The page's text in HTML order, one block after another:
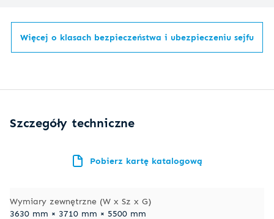
Więcej o klasach bezpieczeństwa i ubezpieczeniu sejfu
Szczegóły techniczne
Pobierz kartę katalogową
Wymiary zewnętrzne (W x Sz x G)
3630 mm × 3710 mm × 5500 mm